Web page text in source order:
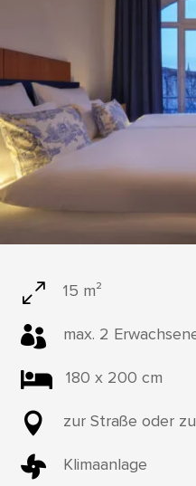
0 15 m²
 max. 2
 180 x 200 cm
 zur Straße oder
 Klimaanlage